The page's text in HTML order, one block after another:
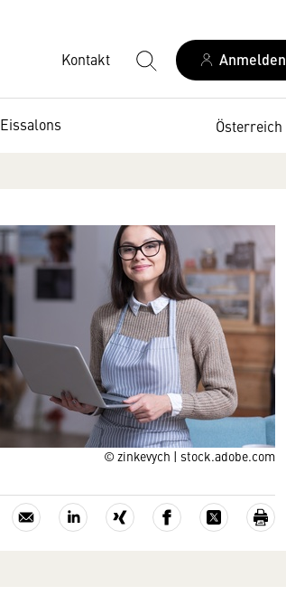
Kontakt Anmelden
Eissalons Österreich
© zinkevych | stock.adobe.com